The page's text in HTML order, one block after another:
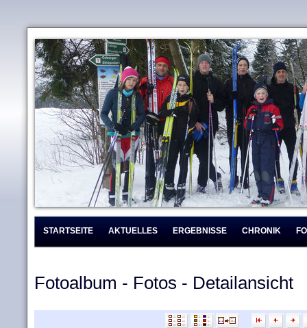
STARTSEITE AKTUELLES ERGEBNISSE CHRONIK
Fotoalbum - Fotos - Detailansicht